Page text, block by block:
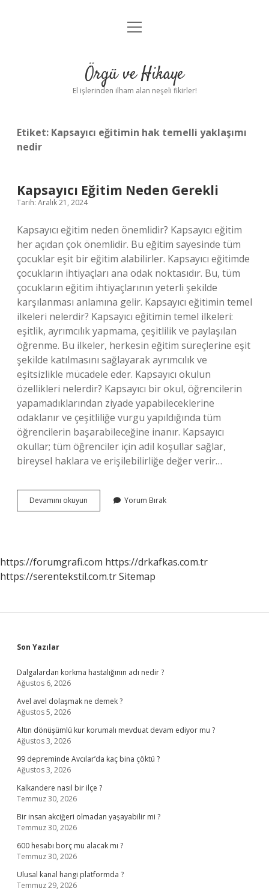
Anasayfa
Yasal Uyarı
menüyü
Örgü ve Hikaye
El işlerinden ilham alan neşeli fikirler!
Etiket: Kapsayıcı eğitimin hak temelli yaklaşımı
nedir
Kapsayıcı Eğitim Neden Gerekli
Tarih: Aralık 21, 2024
Kapsayıcı eğitim neden önemlidir? Kapsayıcı eğitim
her açıdan çok önemlidir. Bu eğitim sayesinde tüm
çocuklar eşit bir eğitim alabilirler. Kapsayıcı eğitimde
çocukların ihtiyaçları ana odak noktasıdır. Bu, tüm
çocukların eğitim ihtiyaçlarının yeterli şekilde
karşılanması anlamına gelir. Kapsayıcı eğitimin temel
ilkeleri nelerdir? Kapsayıcı eğitimin temel ilkeleri:
eşitlik, ayrımcılık yapmama, çeşitlilik ve paylaşılan
öğrenme. Bu ilkeler, herkesin eğitim süreçlerine eşit
şekilde katılmasını sağlayarak ayrımcılık ve
eşitsizlikle mücadele eder. Kapsayıcı okulun
özellikleri nelerdir? Kapsayıcı bir okul, öğrencilerin
yapamadıklarından ziyade yapabileceklerine
odaklanır ve çeşitliliğe vurgu yapıldığında tüm
öğrencilerin başarabileceğine inanır. Kapsayıcı
okullar; tüm öğrenciler için adil koşullar sağlar,
bireysel haklara ve erişilebilirliğe değer verir…
Devamını okuyun Kapsayıcı
Eğitim
Yorum Bırak
https://forumgrafi.com https://drkafkas.com.tr
https://serentekstil.com.trSitemap
Sidebar
Son Yazılar
Dalgalardan korkma hastalığının adı nedir ?
Ağustos 6, 2026
Avel avel dolaşmak ne demek ?
Ağustos 5, 2026
Altın dönüşümlü kur korumalı mevduat devam ediyor mu ?
Ağustos 3, 2026
99 depreminde Avcılar’da kaç bina çöktü ?
Ağustos 3, 2026
Kalkandere nasıl bir ilçe ?
Temmuz 30, 2026
Bir insan akciğeri olmadan yaşayabilir mi ?
Temmuz 30, 2026
600 hesabı borç mu alacak mı ?
Temmuz 30, 2026
Ulusal kanal hangi platformda ?
Temmuz 29, 2026